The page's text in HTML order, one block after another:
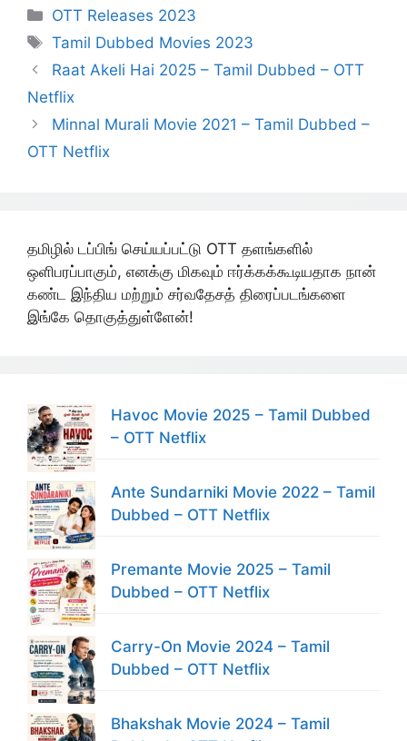
Categories
OTT Releases 2023
Tags
Tamil Dubbed Movies 2023
Raat Akeli Hai 2025 – Tamil Dubbed – OTT
Netflix
Minnal Murali Movie 2021 – Tamil Dubbed –
OTT Netflix
தமிழில் டப்பிங் செய்யப்பட்டு OTT தளங்களில்
ஒளிபரப்பாகும், எனக்கு மிகவும் ஈர்க்கக்கூடியதாக நான்
கண்ட இந்திய மற்றும் சர்வதேசத் திரைப்படங்களை
இங்கே தொகுத்துள்ளேன்!
Havoc Movie 2025 – Tamil Dubbed
– OTT Netflix
Ante Sundarniki Movie 2022 – Tamil
Dubbed – OTT Netflix
Premante Movie 2025 – Tamil
Dubbed – OTT Netflix
Carry-On Movie 2024 – Tamil
Dubbed – OTT Netflix
Bhakshak Movie 2024 – Tamil